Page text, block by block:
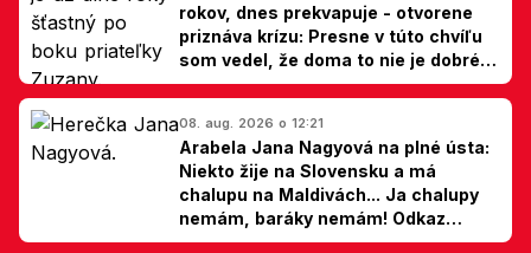
rokov, dnes prekvapuje - otvorene
priznáva krízu: Presne v túto chvíľu
som vedel, že doma to nie je dobré,
hovorí Milan Ondrík
08. aug. 2026 o 12:21
Arabela Jana Nagyová na plné ústa:
Niekto žije na Slovensku a má
chalupu na Maldivách... Ja chalupy
nemám, baráky nemám! Odkaz
Slovákom